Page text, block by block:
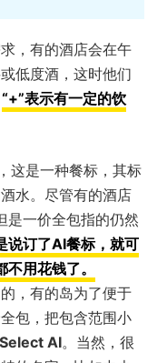
，有的酒店会在午
低度酒，这时他们
“+”表示有一定的饮
这是一种餐标，其标
水。尽管有的酒店
是一价全包指的仍然
说订了AI餐标，就可
用花钱了。
，有的岛为了便于
包，把包含范围小
Select AI。当然，很